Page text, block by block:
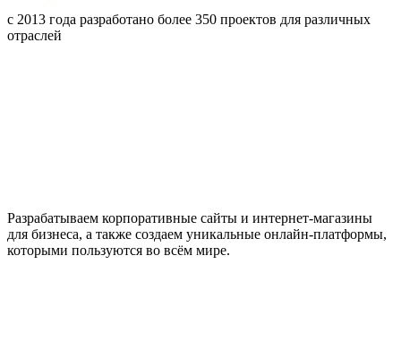
с 2013 года разработано более 350 проектов для различных
отраслей
Разрабатываем корпоративные сайты и интернет-магазины
для бизнеса, а также создаем уникальные онлайн-платформы,
которыми пользуются во всём мире.